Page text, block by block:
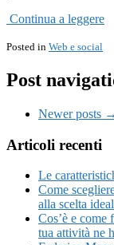
Continua a leggere
Posted in Web e social
Post
Newer posts →
Articoli recenti
Le
Come
alla scelta
Cos’è e come
tua attività ne